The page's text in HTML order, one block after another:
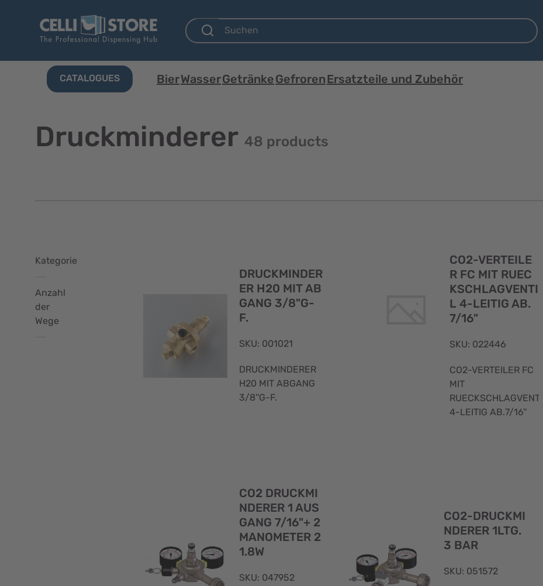
CATALOGUES BierWasserGetränkeGefrorenErsatzteile und Zubehör
Druckminderer 48 products
Kategorie
Druckminderer
(48)
Anzahl
der
Wege
DRUCKMINDER
ER H20 MIT AB
GANG 3/8"G-
F.
SKU: 001021
DRUCKMINDERER
H20 MIT ABGANG
3/8''G-F.
CO2-VERTEILE
R FC MIT RUEC
KSCHLAGVENTI
L 4-LEITIG AB.
7/16"
SKU: 022446
CO2-VERTEILER FC
MIT
RUECKSCHLAGVENTIL
4-LEITIG AB.7/16''
CO2 DRUCKMI
NDERER 1 AUS
GANG 7/16"+ 2
MANOMETER 2
1.8W
SKU: 047952
CO2-DRUCKMI
NDERER 1LTG.
3 BAR
SKU: 051572